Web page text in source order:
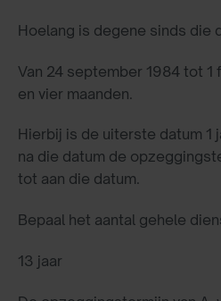
Hoelang is degene sinds die
Van 24 september 1984 tot 1
en vier maanden.
Hierbij is de uiterste datum 1
na die datum de
tot aan die datum.
Bepaal het aantal gehele
13 jaar